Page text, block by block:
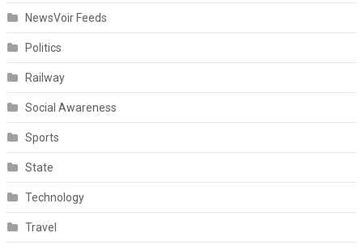
NewsVoir Feeds
Politics
Railway
Social Awareness
Sports
State
Technology
Travel